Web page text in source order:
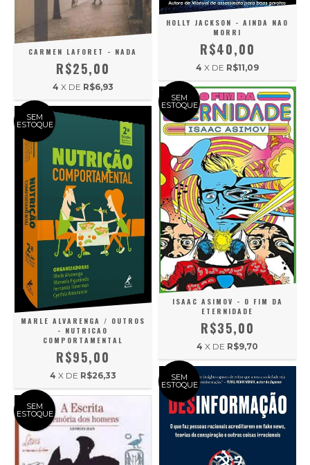
CARMEN LAFORET - NADA
R$25,00
4 X DE R$6,93
HOLLY JACKSON - AINDA NAO
MORRI
R$40,00
4 X DE R$11,09
SEM
ESTOQUE
MARLE ALVARENGA / OUTROS
- NUTRICAO
COMPORTAMENTAL
R$95,00
4 X DE R$26,33
SEM
ESTOQUE
ISAAC ASIMOV - O FIM DA
ETERNIDADE
R$35,00
4 X DE R$9,70
SEM
ESTOQUE
SEM
ESTOQUE